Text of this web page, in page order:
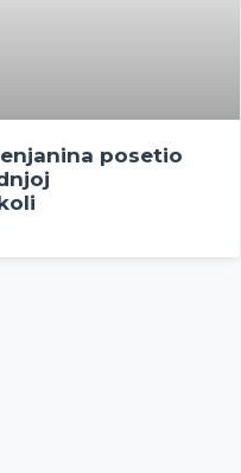
posetio